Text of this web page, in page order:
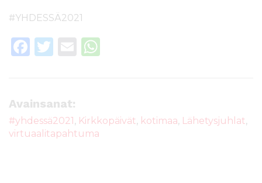
#YHDESSÄ2021
F
e
b
o
T
te
r
E
A
Avainsanat:
#yhdessä2021 , Kirkkopäivät, kotimaa, Lähetysjuhlat,
virtuaalitapahtuma